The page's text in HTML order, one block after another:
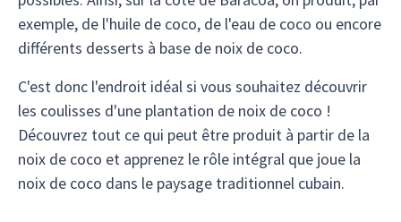
exemple, de l'huile de coco, de l'eau de coco ou encore
différents desserts à base de noix de coco.
C'est donc l'endroit idéal si vous souhaitez découvrir
les coulisses d'une plantation de noix de coco !
Découvrez tout ce qui peut être produit à partir de la
noix de coco et apprenez le rôle intégral que joue la
noix de coco dans le paysage traditionnel cubain.